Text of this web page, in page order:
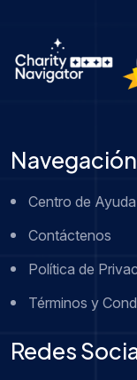
Navegación
Centro de Ayuda
Contáctenos
Política de
Términos y
Redes